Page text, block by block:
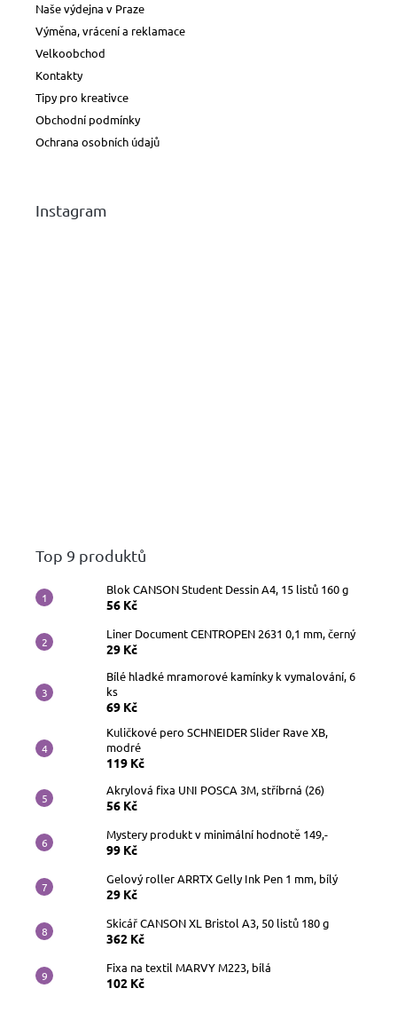
Naše výdejna v Praze
Výměna, vrácení a reklamace
Velkoobchod
Kontakty
Tipy pro kreativce
Obchodní podmínky
Ochrana osobních údajů
Instagram
Top 9 produktů
Blok CANSON Student Dessin A4, 15 listů 160 g
56 Kč
Liner Document CENTROPEN 2631 0,1 mm, černý
29 Kč
Bílé hladké mramorové kamínky k vymalování, 6
ks
69 Kč
Kuličkové pero SCHNEIDER Slider Rave XB,
modré
119 Kč
Akrylová fixa UNI POSCA 3M, stříbrná (26)
56 Kč
Mystery produkt v minimální hodnotě 149,-
99 Kč
Gelový roller ARRTX Gelly Ink Pen 1 mm, bílý
29 Kč
Skicář CANSON XL Bristol A3, 50 listů 180 g
362 Kč
Fixa na textil MARVY M223, bílá
102 Kč